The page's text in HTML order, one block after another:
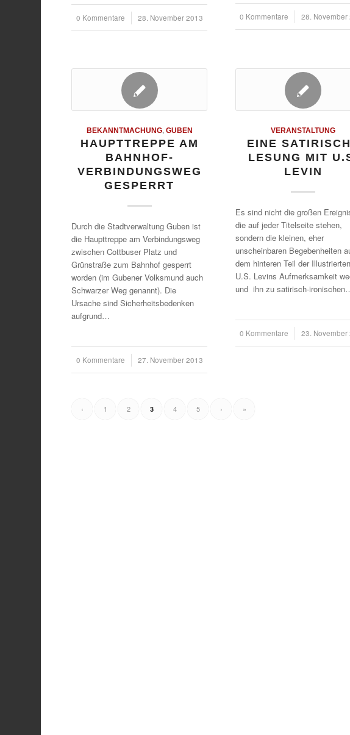
0 Kommentare
/ 28. November 2013 0 Kommentare
/ 28. November
BEKANNTMACHUNG, GUBEN
HAUPTTREPPE AM
BAHNHOF-
VERBINDUNGSWEG
GESPERRT
Durch die Stadtverwaltung Guben ist
die Haupttreppe am Verbindungsweg
zwischen Cottbuser Platz und
Grünstraße zum Bahnhof gesperrt
worden (im Gubener Volksmund auch
Schwarzer Weg genannt). Die
Ursache sind Sicherheitsbedenken
aufgrund…
0 Kommentare
/ 27. November 2013
VERANSTALTUNG
EINE
LESUNG MIT
LEVIN
Es sind nicht die großen
die auf jeder Titelseite stehen,
sondern die kleinen, eher
unscheinbaren Begebenheiten
dem hinteren Teil der
U.S. Levins Aufmerksamkeit
und ihn zu satirisch-
0 Kommentare
/ 23. November
‹ 1 2 3 4 5 › »